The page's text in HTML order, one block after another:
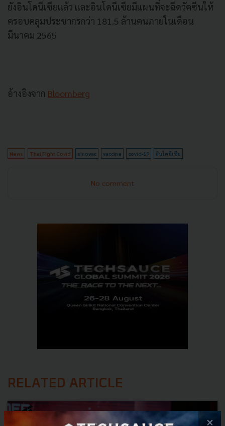
ยังอินโดนีเซียแล้ว และอินโดนีเซียมีแผนที่จะฉีดวัคซีนให้
ครอบคลุมประชากรกว่า 181.5 ล้านคนภายในเดือน
มีนาคม 2565
อ้างอิงจาก Bloomberg
News Thai Fight Covid sinovac vaccine covid-19 อินโดนีเซีย
No comment
RELATED ARTICLE
×